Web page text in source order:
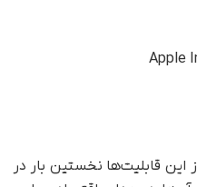
این قابلیت‌ها نخستین بار در